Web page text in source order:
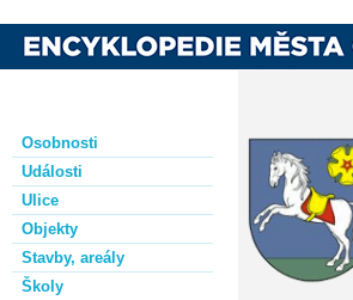
Osobnosti
Události
Ulice
Objekty
Stavby, areály
Školy